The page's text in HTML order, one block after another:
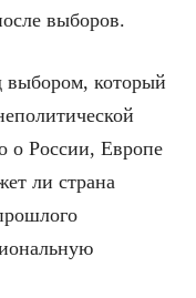
выборов.
выбором, который
о России, Европе
ли страна